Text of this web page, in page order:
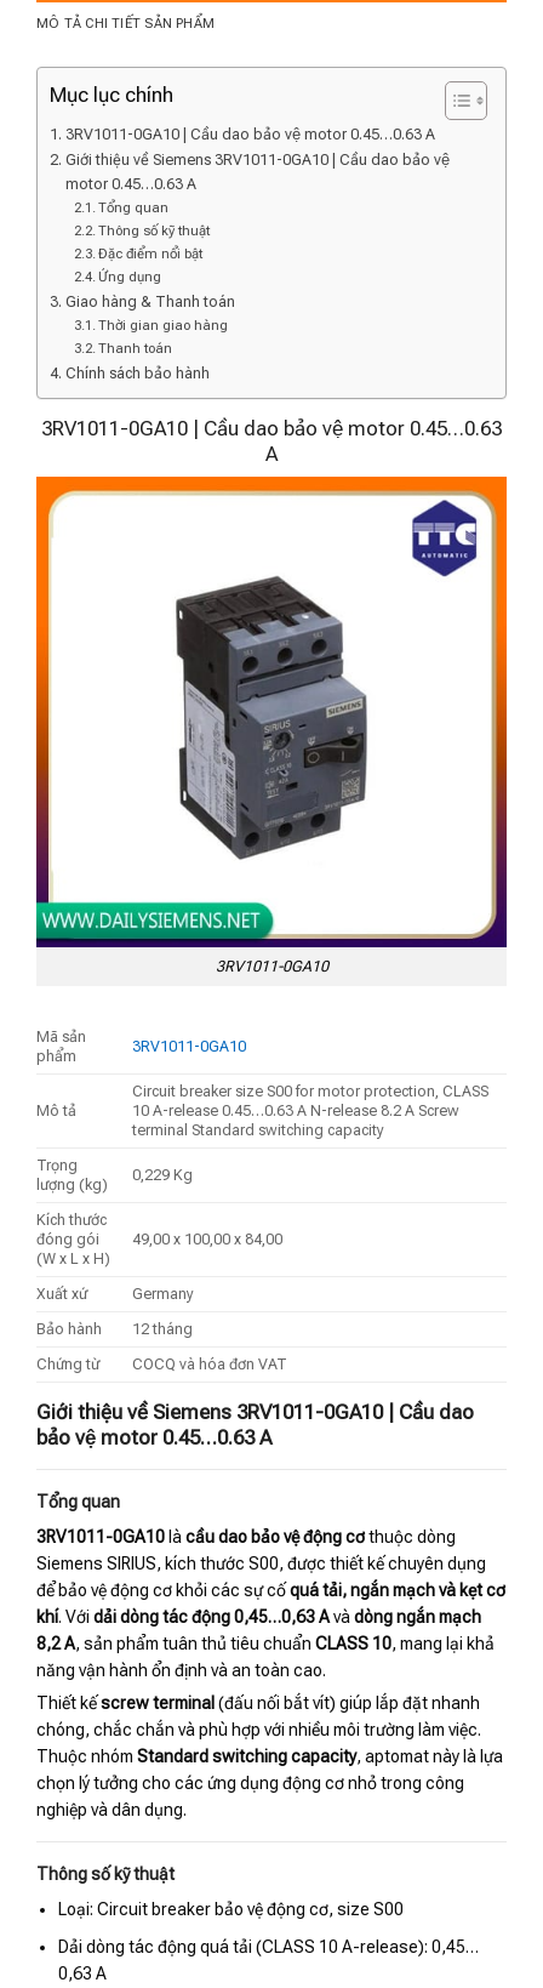
MÔ TẢ CHI TIẾT SẢN PHẨM
Mục lục chính
3RV1011-0GA10 | Cầu dao bảo vệ motor 0.45…0.63 A
Giới thiệu về Siemens 3RV1011-0GA10 | Cầu dao bảo vệ
motor 0.45…0.63 A
Tổng quan
Thông số kỹ thuật
Đặc điểm nổi bật
Ứng dụng
Giao hàng & Thanh toán
Thời gian giao hàng
Thanh toán
Chính sách bảo hành
3RV1011-0GA10 | Cầu dao bảo vệ motor 0.45…0.63
A
3RV1011-0GA10
Mã sản
phẩm
3RV1011-0GA10
Mô tả
Circuit breaker size S00 for motor protection, CLASS
10 A-release 0.45…0.63 A N-release 8.2 A Screw
terminal Standard switching capacity
Trọng
lượng (kg)
0,229 Kg
Kích thước
đóng gói
(W x L x H)
49,00 x 100,00 x 84,00
Xuất xứ
Germany
Bảo hành
12 tháng
Chứng từ
COCQ và hóa đơn VAT
Giới thiệu về Siemens 3RV1011-0GA10 | Cầu dao
bảo vệ motor 0.45…0.63 A
Tổng quan
3RV1011-0GA10 làcầu dao bảo vệ động cơthuộc dòng
Siemens SIRIUS, kích thước S00, được thiết kế chuyên dụng
để bảo vệ động cơ khỏi các sự cốquá tải, ngắn mạch và kẹt cơ
khí. Với dải dòng tác động 0,45…0,63 Avàdòng ngắn mạch
8,2 A, sản phẩm tuân thủ tiêu chuẩn CLASS 10, mang lại khả
năng vận hành ổn định và an toàn cao.
Thiết kếscrew terminal (đấu nối bắt vít) giúp lắp đặt nhanh
chóng, chắc chắn và phù hợp với nhiều môi trường làm việc.
Thuộc nhóm Standard switching capacity, aptomat này là lựa
chọn lý tưởng cho các ứng dụng động cơ nhỏ trong công
nghiệp và dân dụng.
Thông số kỹ thuật
Loại: Circuit breaker bảo vệ động cơ, size S00
Dải dòng tác động quá tải (CLASS 10 A-release): 0,45…
0,63 A